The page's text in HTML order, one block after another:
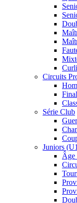
Circuits
Série Club
Juniors
Âge